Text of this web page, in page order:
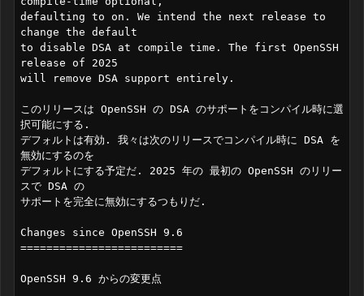
defaulting to on. We intend the next release to
change the default
to disable DSA at compile time. The first OpenSSH
release of 2025
will remove DSA support entirely.
このリリースは OpenSSH の DSA のサポートをコンパイル時に選
択可能にする.
デフォルトは有効. 我々は次のリリースでコンパイル時に DSA を
無効にするのを
デフォルトにする予定だ. 2025 年の 最初の OpenSSH のリリー
スで DSA の
サポートを完全に無効にするつもりだ.
Changes since OpenSSH 9.6
=========================
OpenSSH 9.6 からの変更点